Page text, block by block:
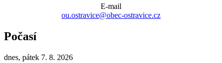
E-mail
ou.ostravice@obec-ostravice.cz
Počasí
dnes, pátek 7. 8. 2026